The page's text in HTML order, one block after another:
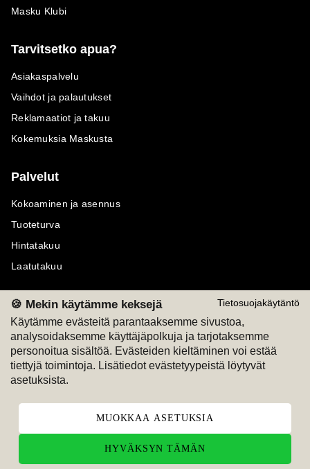
Tietosuojakäytäntö
🍪 Mekin käytämme keksejä
Käytämme evästeitä parantaaksemme sivustoa,
analysoidaksemme käyttäjäpolkuja ja tarjotaksemme
personoitua sisältöä. Evästeiden kieltäminen voi estää
tiettyjä toimintoja. Lisätiedot evästetyypeistä löytyvät
asetuksista.
MUOKKAA ASETUKSIA
HYVÄKSYN TÄMÄN
Masku Klubi
Tarvitsetko apua?
Asiakaspalvelu
Vaihdot ja palautukset
Reklamaatiot ja takuu
Kokemuksia Maskusta
Palvelut
Kokoaminen ja asennus
Tuoteturva
Hintatakuu
Laatutakuu
Maksutavat
M
Seuraa meitä